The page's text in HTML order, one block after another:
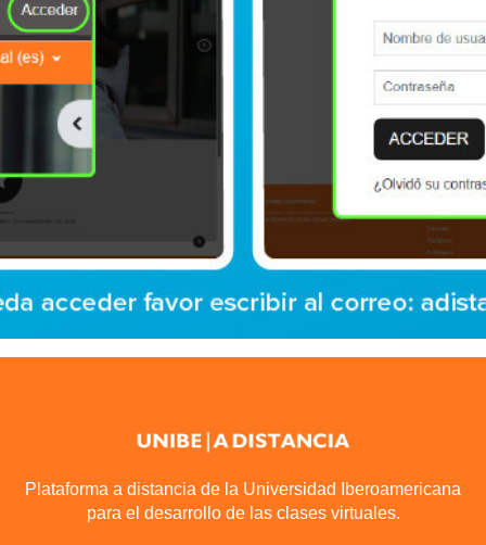
Plataforma a distancia de la Universidad Iberoamericana
para el desarrollo de las clases virtuales.